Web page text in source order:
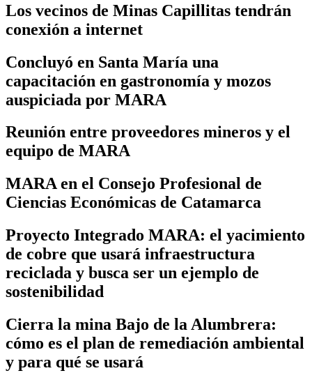
Los vecinos de Minas Capillitas tendrán
conexión a internet
Concluyó en Santa María una
capacitación en gastronomía y mozos
auspiciada por MARA
Reunión entre proveedores mineros y el
equipo de MARA
MARA en el Consejo Profesional de
Ciencias Económicas de Catamarca
Proyecto Integrado MARA: el yacimiento
de cobre que usará infraestructura
reciclada y busca ser un ejemplo de
sostenibilidad
Cierra la mina Bajo de la Alumbrera:
cómo es el plan de remediación ambiental
y para qué se usará